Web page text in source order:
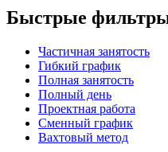
Быстрые
Частичная занятость
Гибкий график
Полная занятость
Полный день
Проектная работа
Сменный график
Вахтовый метод